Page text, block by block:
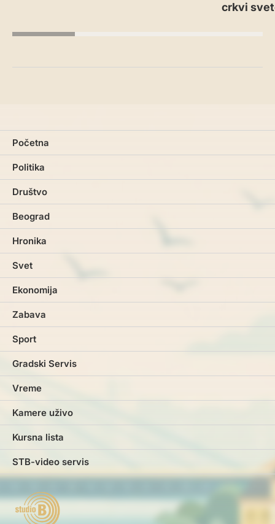
crkvi
Početna
Politika
Društvo
Beograd
Hronika
Svet
Ekonomija
Zabava
Sport
Gradski Servis
Vreme
Kamere uživo
Kursna lista
STB-video servis